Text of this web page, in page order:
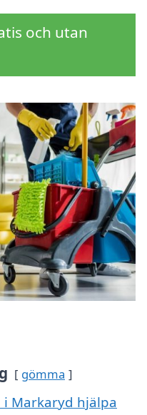
och utan
gömma
Markaryd hjälpa